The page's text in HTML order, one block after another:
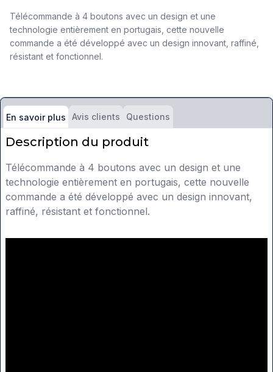
Télécommande à 4 boutons avec un design et une
technologie entièrement en portugais, cette nouvelle
commande a été développé avec un design innovant, raffiné,
résistant et fonctionnel.
En savoir plus Avis clients Questions
Description du produit
Télécommande à 4 boutons avec un design et une
technologie entièrement en portugais, cette nouvelle
commande a été développé avec un design innovant,
raffiné, résistant et fonctionnel.